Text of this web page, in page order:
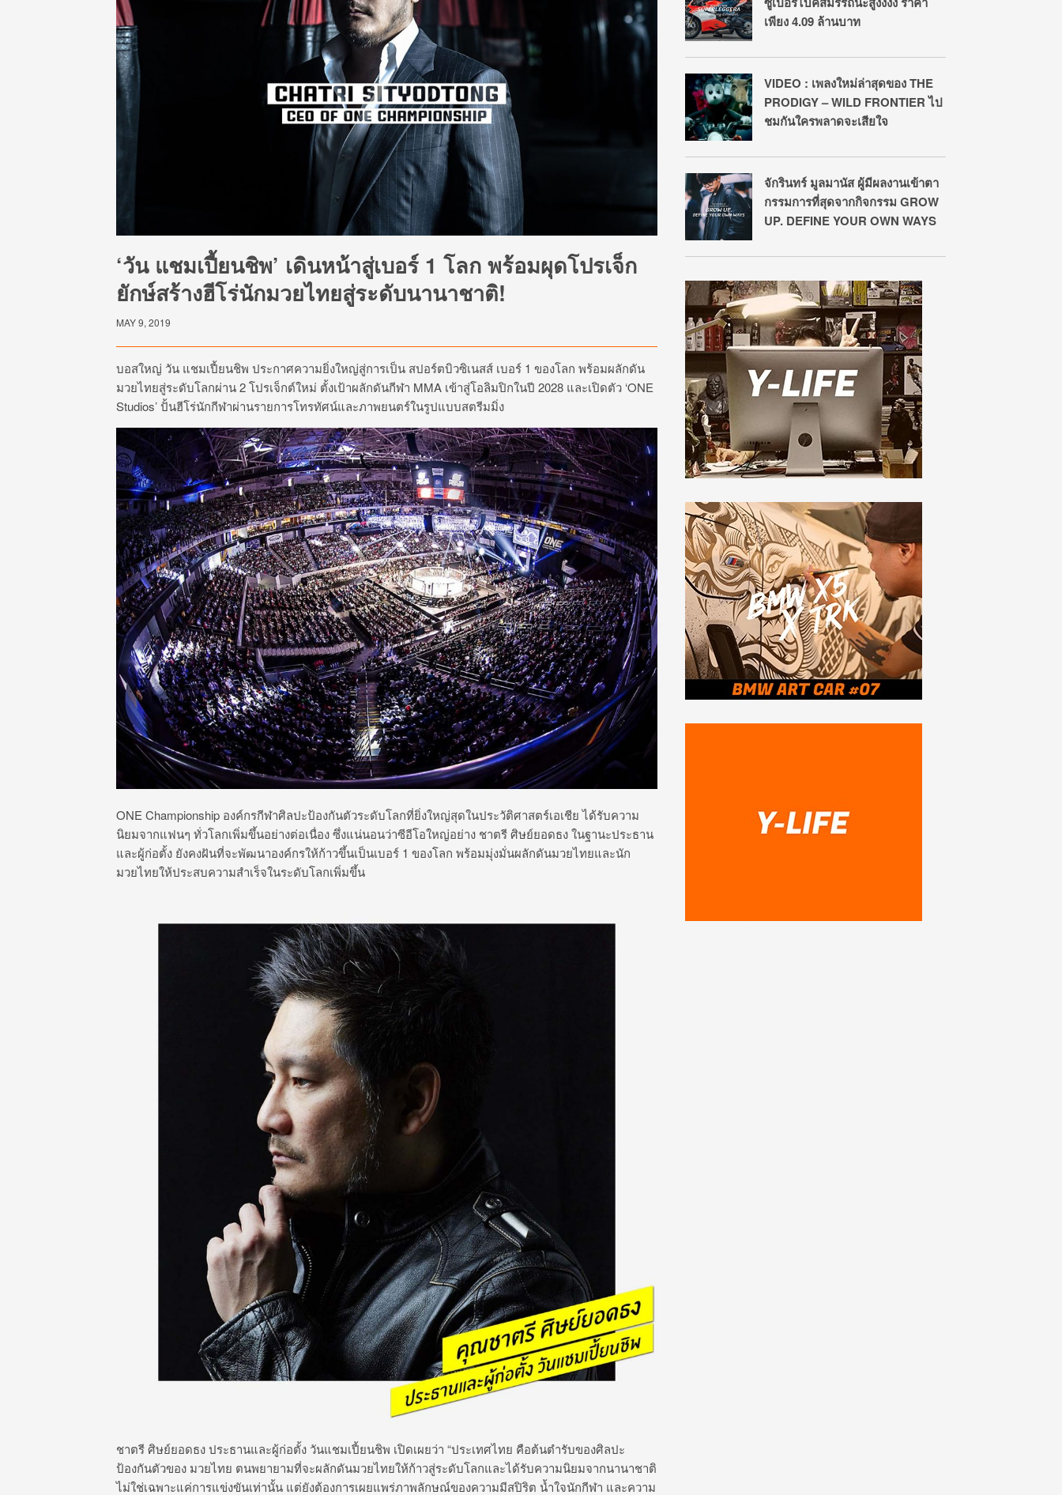
‘วัน แชมเปี้ยนชิพ’ เดินหน้าสู่เบอร์ 1 โลก พร้อมผุดโปรเจ็ก
ยักษ์สร้างฮีโร่นักมวยไทยสู่ระดับนานาชาติ!
MAY 9, 2019
บอสใหญ่ วัน แชมเปี้ยนชิพ ประกาศความยิ่งใหญ่สู่การเป็น สปอร์ตบิวซิเนสส์ เบอร์ 1 ของโลก พร้อมผลักดัน
มวยไทยสู่ระดับโลกผ่าน 2 โปรเจ็กต์ใหม่ ตั้งเป้าผลักดันกีฬา MMA เข้าสู่โอลิมปิกในปี 2028 และเปิดตัว ‘ONE
Studios’ ปั้นฮีโร่นักกีฬาผ่านรายการโทรทัศน์และภาพยนตร์ในรูปแบบสตรีมมิ่ง
ONE Championship องค์กรกีฬาศิลปะป้องกันตัวระดับโลกที่ยิ่งใหญ่สุดในประวัติศาสตร์เอเชีย ได้รับความ
นิยมจากแฟนๆ ทั่วโลกเพิ่มขึ้นอย่างต่อเนื่อง ซึ่งแน่นอนว่าซีอีโอใหญ่อย่าง ชาตรี ศิษย์ยอดธง ในฐานะประธาน
และผู้ก่อตั้ง ยังคงฝันที่จะพัฒนาองค์กรให้ก้าวขึ้นเป็นเบอร์ 1 ของโลก พร้อมมุ่งมั่นผลักดันมวยไทยและนัก
มวยไทยให้ประสบความสำเร็จในระดับโลกเพิ่มขึ้น
ชาตรี ศิษย์ยอดธง ประธานและผู้ก่อตั้ง วันแชมเปี้ยนชิพ เปิดเผยว่า “ประเทศไทย คือต้นตำรับของศิลปะ
ป้องกันตัวของ มวยไทย ตนพยายามที่จะผลักดันมวยไทยให้ก้าวสู่ระดับโลกและได้รับความนิยมจากนานาชาติ
ไม่ใช่เฉพาะแค่การแข่งขันเท่านั้น แต่ยังต้องการเผยแพร่ภาพลักษณ์ของความมีสปิริต น้ำใจนักกีฬา และความ
เพียง 4.09 ล้านบาท
VIDEO : เพลงใหม่ล่าสุดของ THE
PRODIGY – WILD FRONTIER ไป
ชมกันใครพลาดจะเสียใจ
จักรินทร์ มูลมานัส ผู้มีผลงานเข้าตา
กรรมการที่สุดจากกิจกรรม GROW
UP. DEFINE YOUR OWN WAYS